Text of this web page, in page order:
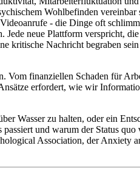
Wohlbefinden
- die Dinge oft
Jede neue Plattform verspricht,
kritische Nachricht begraben
Vom finanziellen Schaden für
erfordert, wie wir
Wasser zu halten, oder ein
und warum der Status
Association, der Anxiety